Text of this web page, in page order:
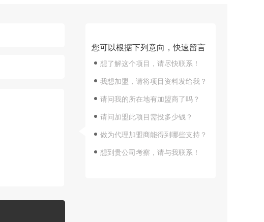
您可以根据下列意向，快速留言
想了解这个项目，请尽快联系！
我想加盟，请将项目资料发给我？
请问我的所在地有加盟商了吗？
请问加盟此项目需投多少钱？
做为代理加盟商能得到哪些支持？
想到贵公司考察，请与我联系！